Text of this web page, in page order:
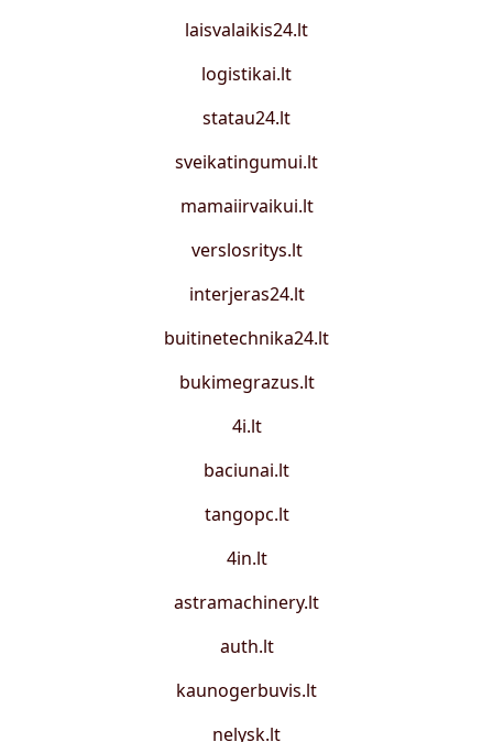
laisvalaikis24.lt
logistikai.lt
statau24.lt
sveikatingumui.lt
mamaiirvaikui.lt
verslosritys.lt
interjeras24.lt
buitinetechnika24.lt
bukimegrazus.lt
4i.lt
baciunai.lt
tangopc.lt
4in.lt
astramachinery.lt
auth.lt
kaunogerbuvis.lt
nelysk.lt